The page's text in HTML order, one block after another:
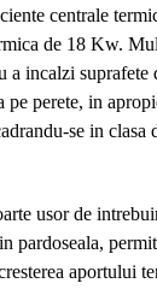
centrale
de 18 Kw.
a incalzi suprafete
pe perete, in
se in clasa
usor de
pardoseala,
aportului